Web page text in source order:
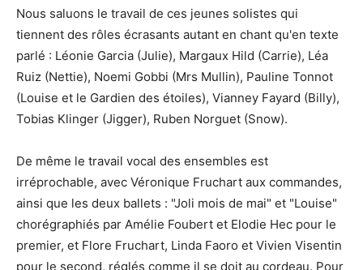
Nous saluons le travail de ces jeunes solistes qui
tiennent des rôles écrasants autant en chant qu'en texte
parlé : Léonie Garcia (Julie), Margaux Hild (Carrie), Léa
Ruiz (Nettie), Noemi Gobbi (Mrs Mullin), Pauline Tonnot
(Louise et le Gardien des étoiles), Vianney Fayard (Billy),
Tobias Klinger (Jigger), Ruben Norguet (Snow).
De même le travail vocal des ensembles est
irréprochable, avec Véronique Fruchart aux commandes,
ainsi que les deux ballets : "Joli mois de mai" et "Louise"
chorégraphiés par Amélie Foubert et Elodie Hec pour le
premier, et Flore Fruchart, Linda Faoro et Vivien Visentin
pour le second, réglés comme il se doit au cordeau. Pour